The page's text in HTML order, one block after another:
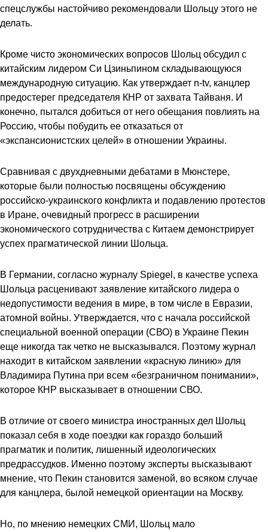
спецслужбы настойчиво рекомендовали Шольцу этого не
делать.
Кроме чисто экономических вопросов Шольц обсудил с
китайским лидером Си Цзиньпином складывающуюся
международную ситуацию. Как утверждает n-tv, канцлер
предостерег председателя КНР от захвата Тайваня. И
конечно, пытался добиться от него обещания повлиять на
Россию, чтобы побудить ее отказаться от
«экспансионистских целей» в отношении Украины.
Сравнивая с двухдневными дебатами в Мюнстере,
которые были полностью посвящены обсуждению
российско-украинского конфликта и подавлению протестов
в Иране, очевидный прогресс в расширении
экономического сотрудничества с Китаем демонстрирует
успех прагматической линии Шольца.
В Германии, согласно журналу Spiegel, в качестве успеха
Шольца расценивают заявление китайского лидера о
недопустимости ведения в мире, в том числе в Евразии,
атомной войны. Утверждается, что с начала российской
специальной военной операции (СВО) в Украине Пекин
еще никогда так четко не высказывался. Поэтому журнал
находит в китайском заявлении «красную линию» для
Владимира Путина при всем «безграничном понимании»,
которое КНР высказывает в отношении СВО.
В отличие от своего министра иностранных дел Шольц
показал себя в ходе поездки как гораздо больший
прагматик и политик, лишенный идеологических
предрассудков. Именно поэтому эксперты высказывают
мнение, что Пекин становится заменой, во всяком случае
для канцлера, былой немецкой ориентации на Москву.
Но, по мнению немецких СМИ, Шольц мало